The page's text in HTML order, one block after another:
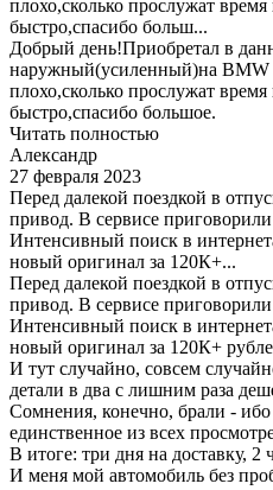
плохо,сколько прослужат
быстро,спасибо больш...
Добрый день!Приобретал в
наружный(усиленный)на BMW
плохо,сколько прослужат
быстро,спасибо большое.
Читать полностью
Александр
27 февраля 2023
Перед далекой поездкой в
привод. В сервисе
Интенсивный поиск в
новый оригинал за 120К+...
Перед далекой поездкой в
привод. В сервисе
Интенсивный поиск в
новый оригинал за 120К+
И тут случайно, совсем
детали в два с лишним раза
Сомнения, конечно, брали -
единственное из всех
В итоге: три дня на доставку, 2
И меня мой автомобиль без